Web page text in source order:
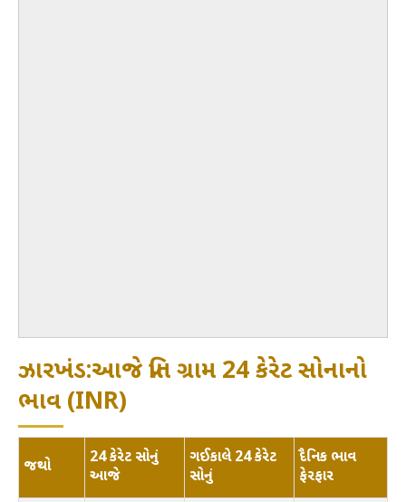
ઝારખંડ:આજે પ્રતિ ગ્રામ 24 કેરેટ સોનાનો
ભાવ (INR)
જથ્થો
24 કેરેટ સોનું
આજે
ગઈકાલે 24 કેરેટ
સોનું
દૈનિક ભાવ
ફેરફાર